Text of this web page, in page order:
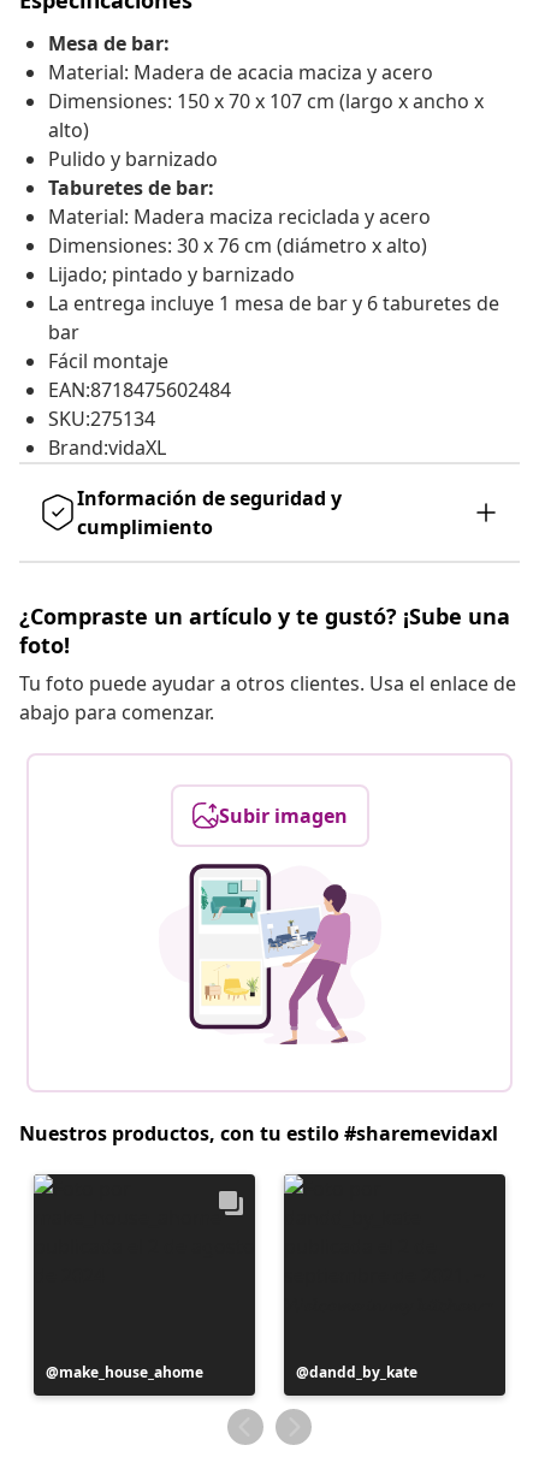
Mesa de bar:
Material: Madera de acacia maciza y acero
Dimensiones: 150 x 70 x 107 cm (largo x ancho x
alto)
Pulido y barnizado
Taburetes de bar:
Material: Madera maciza reciclada y acero
Dimensiones: 30 x 76 cm (diámetro x alto)
Lijado; pintado y barnizado
La entrega incluye 1 mesa de bar y 6 taburetes de
bar
Fácil montaje
EAN:8718475602484
SKU:275134
Brand:vidaXL
Información de seguridad y
cumplimiento
¿Compraste un artículo y te gustó? ¡Sube una
foto!
Tu foto puede ayudar a otros clientes. Usa el enlace de
abajo para comenzar.
Subir imagen
Nuestros productos, con tu estilo #sharemevidaxl
Publicación
realizada
make_house_ahome
Publicación
realizada
por
dandd_by_kate